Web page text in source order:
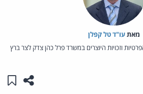
מאת‏עו"ד טל קפלן
וזכויות היוצרים במשרד פרל כהן צדק לצר ברץ
שתפו